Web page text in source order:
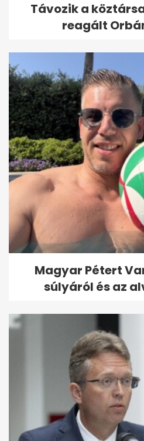
Távozik a
reagált
Magyar Pétert
súlyáról és az